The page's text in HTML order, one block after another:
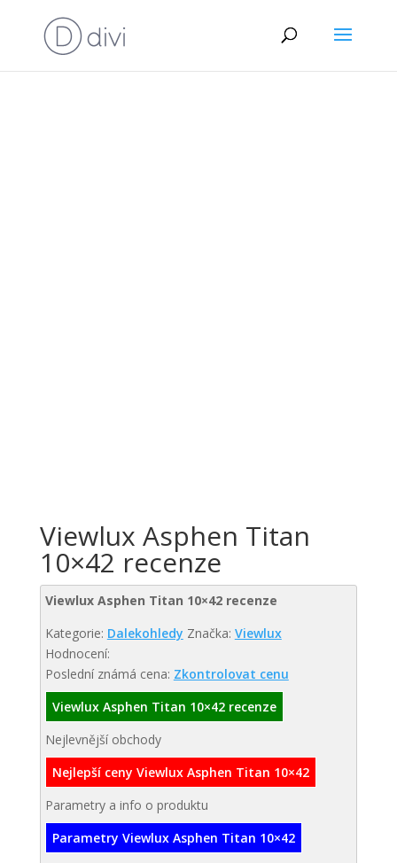
Viewlux Asphen Titan
10×42 recenze
Viewlux Asphen Titan 10×42 recenze
Kategorie: Dalekohledy Značka: Viewlux
Hodnocení:
Poslední známá cena: Zkontrolovat cenu
Viewlux Asphen Titan 10×42 recenze
Nejlevnější obchody
Nejlepší ceny Viewlux Asphen Titan 10×42
Parametry a info o produktu
Parametry Viewlux Asphen Titan 10×42